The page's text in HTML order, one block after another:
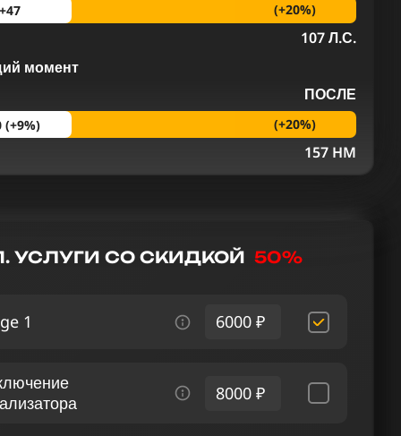
+47 (+20%)
107 Л.С.
момент
ПОСЛЕ
(+9%) (+20%)
157 HM
УСЛУГИ СО СКИДКОЙ 50%
1 6000 ₽
8000 ₽